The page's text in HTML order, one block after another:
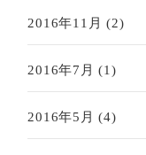
2016年11月 (2)
2016年7月 (1)
2016年5月 (4)